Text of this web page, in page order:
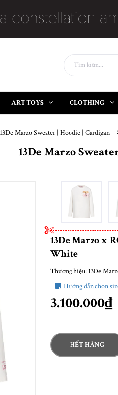
ART TOYS CLOTHING
13De Marzo Sweater | Hoodie | Cardigan
13De Marzo
13De Marzo x
White
Thương hiệu: 13De
Hướng dẫn chọn
3.100.000₫
HẾT HÀNG